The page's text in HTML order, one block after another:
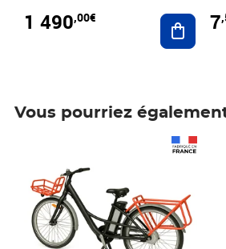
1 490,00€ Ajouter
7
Vous pourriez